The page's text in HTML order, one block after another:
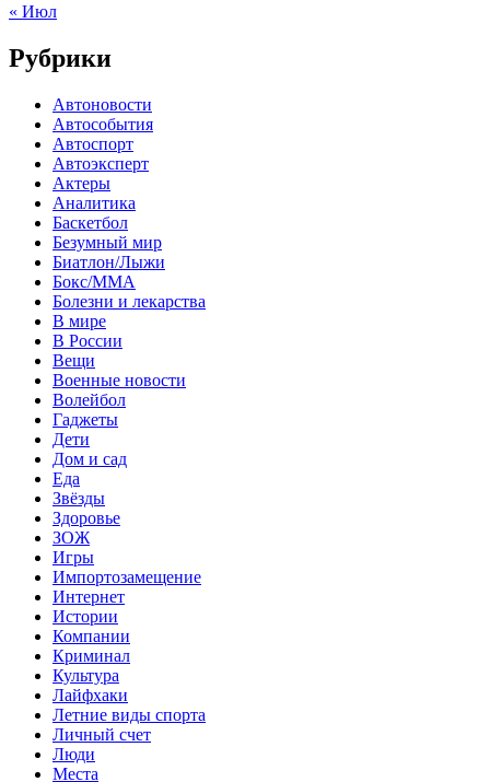
« Июл
Рубрики
Автоновости
Автособытия
Автоспорт
Автоэксперт
Актеры
Аналитика
Баскетбол
Безумный мир
Биатлон/Лыжи
Бокс/MMA
Болезни и лекарства
В мире
В России
Вещи
Военные новости
Волейбол
Гаджеты
Дети
Дом и сад
Еда
Звёзды
Здоровье
ЗОЖ
Игры
Импортозамещение
Интернет
Истории
Компании
Криминал
Культура
Лайфхаки
Летние виды спорта
Личный счет
Люди
Места